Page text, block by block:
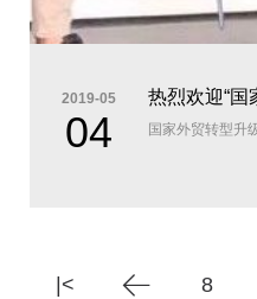
热烈欢迎“
2019-05
04 国家外贸转型升
|< 8